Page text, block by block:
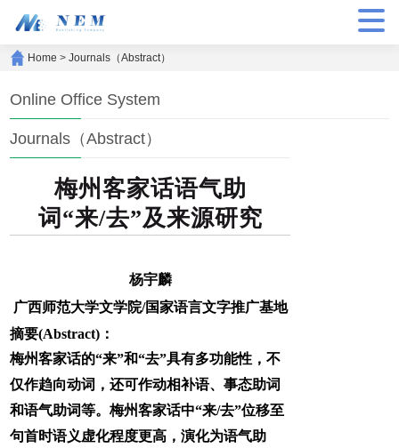
Home >Journals（Abstract）
Online Office System
Journals（Abstract）
梅州客家话语气助
词“来/去”及来源研究
杨宇麟
广西师范大学文学院/国家语言文字推广基地
摘要(Abstract)：
梅州客家话的“来”和“去”具有多功能性，不
仅作趋向动词，还可作动相补语、事态助词
和语气助词等。梅州客家话中“来/去”位移至
句首时语义虚化程度更高，演化为语气助